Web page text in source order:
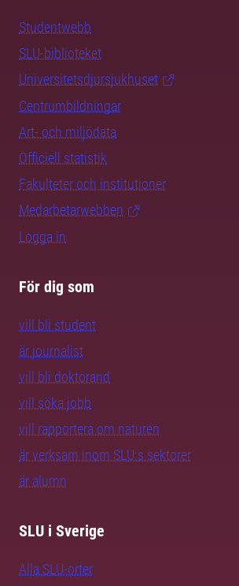
Studentwebb
SLU-biblioteket
Universitetsdjursjukhuset
Centrumbildningar
Art- och miljödata
Officiell statistik
Fakulteter och institutioner
Medarbetarwebben
Logga in
För dig som
vill bli student
är journalist
vill bli doktorand
vill söka jobb
vill rapportera om naturen
är verksam inom SLU:s sektorer
är alumn
SLU i Sverige
Alla SLU-orter